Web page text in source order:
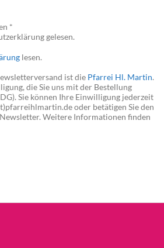
*
gelesen.
lesen.
ist die Pfarrei Hl. Martin.
die Sie uns mit der Bestellung
Sie können Ihre Einwilligung jederzeit
oder betätigen Sie den
Weitere Informationen finden